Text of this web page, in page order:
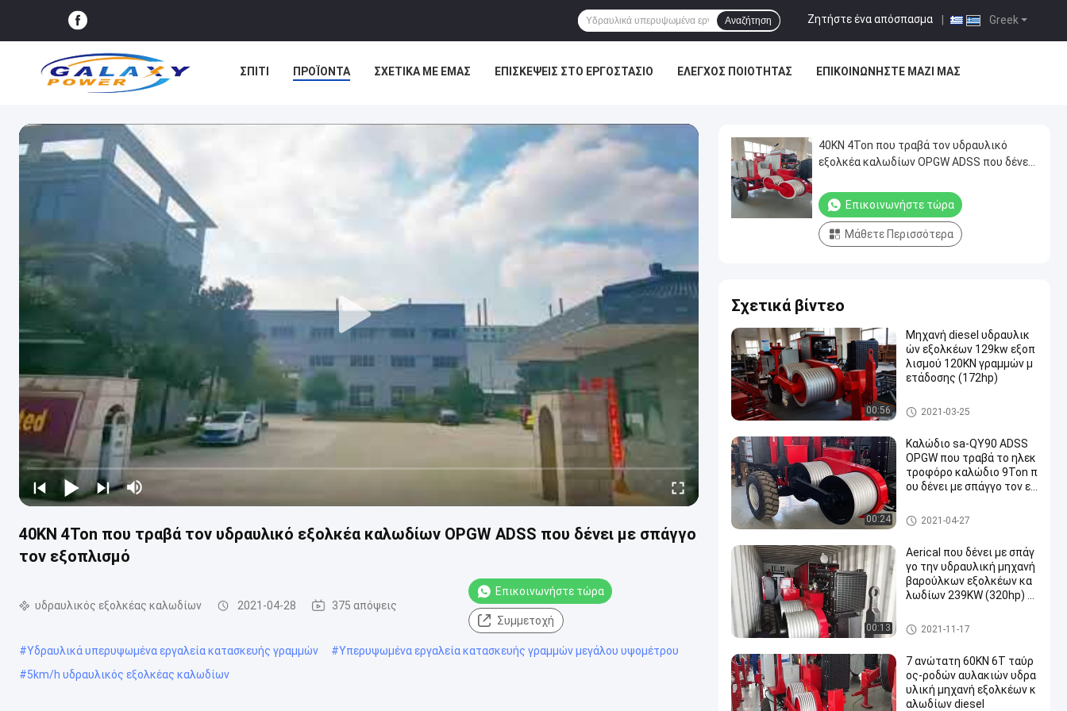
Greek
Ζητήστε ένα απόσπασμα
Αναζήτηση
ΣΠΊΤΙ ΠΡΟΪΌΝΤΑ ΣΧΕΤΙΚΆ ΜΕ ΕΜΆΣ ΕΠΙΣΚΈΨΕΙΣ ΣΤΟ ΕΡΓΟΣΤΆΣΙΟ ΈΛΕΓΧΟΣ ΠΟΙΌΤΗΤΑΣ ΕΠΙΚΟΙΝΩΝΉΣΤΕ ΜΑΖΊ ΜΑΣ
40KN 4Ton που τραβά τον υδραυλικό εξολκέα καλωδίων OPGW ADSS που δένει με σπάγγο
τον εξοπλισμό
υδραυλικός εξολκέας καλωδίων 2021-04-28 375 απόψεις
Επικοινωνήστε τώρα
Συμμετοχή
#Υδραυλικά υπερυψωμένα εργαλεία κατασκευής γραμμών #Υπερυψωμένα εργαλεία κατασκευής γραμμών μεγάλου υψομέτρου
#5km/h υδραυλικός εξολκέας καλωδίων
40KN 4Ton που τραβά τον υδραυλικό
εξολκέα καλωδίων OPGW ADSS που δένει
Επικοινωνήστε τώρα
Μάθετε Περισσότερα
Σχετικά βίντεο
00:56
Μηχανή diesel υδραυλικ
ών εξολκέων 129kw εξοπ
λισμού 120KN γραμμών μ
ετάδοσης (172hp)
εξοπλισμός γραμμών μετάδο
σης
2021-03-25
00:24
Καλώδιο sa-QY90 ADSS
OPGW που τραβά το ηλεκ
τροφόρο καλώδιο 9Ton π
ου δένει με σπάγγο τον εξ
ηλεκτροφόρο καλώδιο που δ
ένει με σπάγγο τον εξοπλισμ
2021-04-27
00:13
Aerical που δένει με σπάγ
γο την υδραυλική μηχανή
βαρούλκων εξολκέων κα
λωδίων 239KW (320hp) 2
υδραυλικός εξολκέας καλω
δίων
2021-11-17
7 ανώτατη 60KN 6T ταύρ
ος-ροδών αυλακιών υδρα
υλική μηχανή εξολκέων κ
αλωδίων diesel